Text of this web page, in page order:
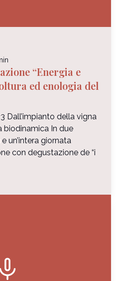
“Energia e
ed enologia del
Dall’impianto della vigna
biodinamica In due
un’intera giornata
con degustazione de “i